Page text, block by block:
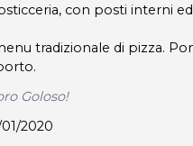
con posti interni
tradizionale di pizza.
Goloso!
2020